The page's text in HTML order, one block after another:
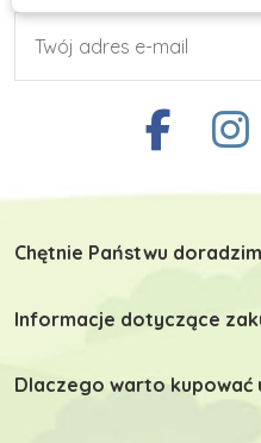
Chętnie Państwu
Informacje dotyczące
Dlaczego warto kupować